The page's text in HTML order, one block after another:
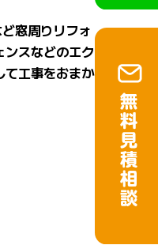
窓周りリフォ
スなどのエク
て工事をおまか